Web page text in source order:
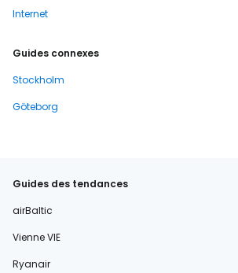
Internet
Guides connexes
Stockholm
Göteborg
Guides des tendances
airBaltic
Vienne VIE
Ryanair